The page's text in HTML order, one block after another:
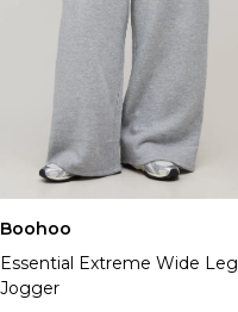
Boohoo
Essential Extreme Wide Leg
Jogger